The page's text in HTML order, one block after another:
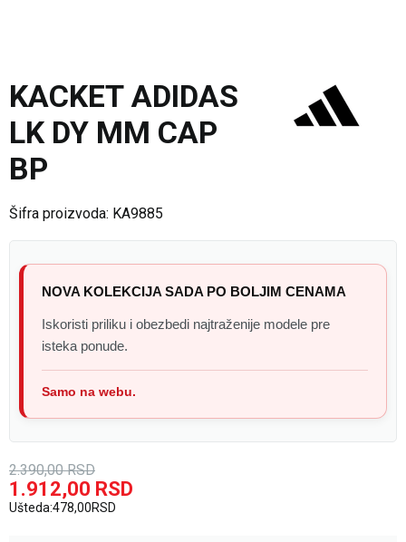
KACKET ADIDAS
LK DY MM CAP
BP
Šifra proizvoda: KA9885
NOVA KOLEKCIJA SADA PO BOLJIM CENAMA
Iskoristi priliku i obezbedi najtraženije modele pre
isteka ponude.
Samo na webu.
2.390,00 RSD
1.912,00 RSD
Ušteda:478,00RSD